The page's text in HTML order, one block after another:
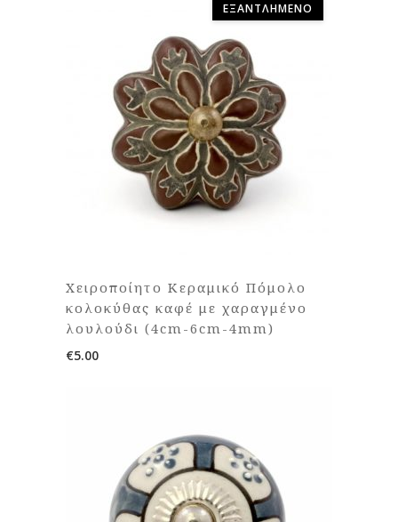
ΕΞΑΝΤΛΗΜΈΝΟ
Χειροποίητο Κεραμικό Πόμολο
κολοκύθας καφέ με χαραγμένο
λουλούδι (4cm-6cm-4mm)
€5.00